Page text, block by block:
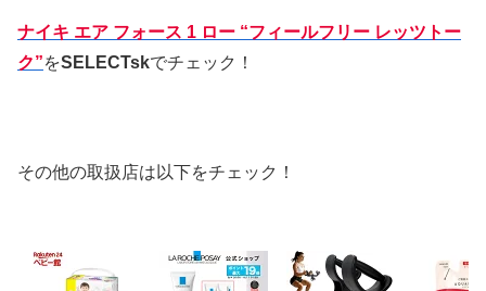
ナイキ エア フォース 1 ロー “フィールフリー レッツトー
ク”をSELECTskでチェック！
その他の取扱店は以下をチェック！